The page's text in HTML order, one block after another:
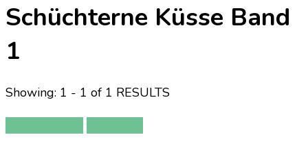
Schüchterne Küsse Band
1
Showing: 1 - 1 of 1 RESULTS